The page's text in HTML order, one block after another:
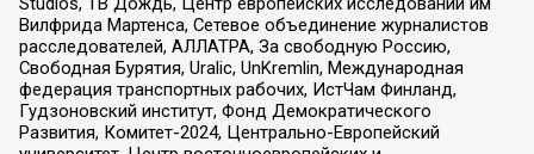
Вилфрида Мартенса, Сетевое объединение журналистов
расследователей, АЛЛАТРА, За свободную Россию,
Свободная Бурятия, Uralic, UnKremlin, Международная
федерация транспортных рабочих, ИстЧам Финланд,
Гудзоновский институт, Фонд Демократического
Развития, Комитет-2024, Центрально-Европейский